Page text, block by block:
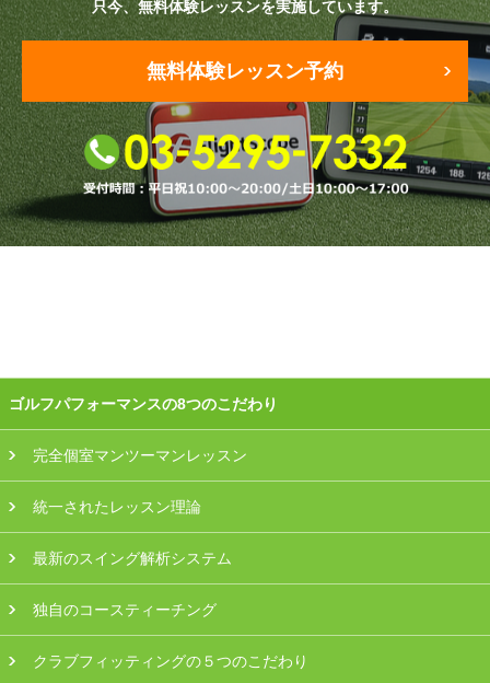
法人向けプラン
プラン・料金
店舗一覧
東京
よくある質問
会員様ログイン
只今、無料体験レッスンを実施しています。
無料体験レッスン予約
ゴルフパフォーマンスの8つのこだわり
完全個室マンツーマンレッスン
統一されたレッスン理論
最新のスイング解析システム
独自のコースティーチング
クラブフィッティングの５つのこだわり